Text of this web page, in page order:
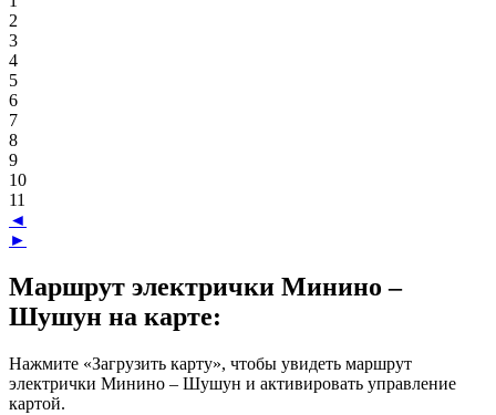
2
3
4
5
6
7
8
9
10
11
◄
►
Маршрут электрички Минино –
Шушун на карте:
Нажмите «Загрузить карту», чтобы увидеть маршрут
электрички Минино – Шушун и активировать управление
картой.